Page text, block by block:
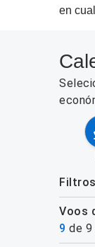
en
9 de 9